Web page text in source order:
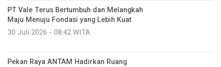
PT Vale Terus Bertumbuh dan Melangkah
Maju Menuju Fondasi yang Lebih Kuat
30 Juli 2026 - 08:42 WITA
Pekan Raya ANTAM Hadirkan Ruang